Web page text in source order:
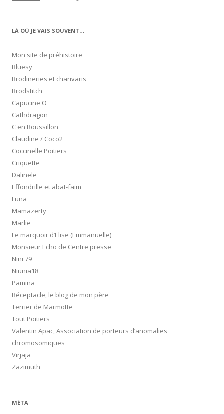
LÀ OÙ JE VAIS SOUVENT…
Mon site de préhistoire
Bluesy
Brodineries et charivaris
Brodstitch
Capucine O
Cathdragon
C en Roussillon
Claudine / Coco2
Coccinelle Poitiers
Criquette
Dalinele
Effondrille et abat-faim
Luna
Mamazerty
Marlie
Le marquoir d’Elise (Emmanuelle)
Monsieur Echo de Centre presse
Nini 79
Niunia18
Pamina
Réceptacle, le blog de mon père
Terrier de Marmotte
Tout Poitiers
Valentin Apac, Association de porteurs d’anomalies
chromosomiques
Virjaja
Zazimuth
MÉTA